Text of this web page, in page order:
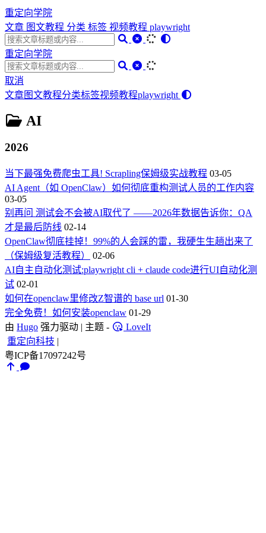
重定向学院
文章 图文教程 分类 标签 视频教程 playwright
重定向学院
取消
文章图文教程分类标签视频教程playwright
AI
2026
当下最强免费爬虫工具! Scrapling保姆级实战教程 03-05
AI Agent（如 OpenClaw）如何彻底重构测试人员的工作内容
03-05
别再问 测试会不会被AI取代了 ——2026年数据告诉你：QA
才是最后防线 02-14
OpenClaw彻底挂掉！99%的人会踩的雷，我硬生生趟出来了
（保姆级复活教程）
02-06
AI自主自动化测试:playwright cli + claude code进行UI自动化测
试 02-01
如何在openclaw里修改Z智谱的 base url 01-30
完全免费！如何安装openclaw 01-29
由 Hugo 强力驱动 | 主题 -
LoveIt
重定向科技 |
粤ICP备17097242号